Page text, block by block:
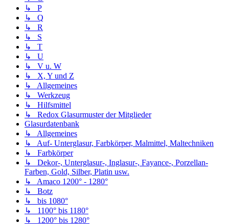
↳ P
↳ Q
↳ R
↳ S
↳ T
↳ U
↳ V u. W
↳ X, Y und Z
↳ Allgemeines
↳ Werkzeug
↳ Hilfsmittel
↳ Redox Glasurmuster der Mitglieder
Glasurdatenbank
↳ Allgemeines
↳ Auf- Unterglasur, Farbkörper, Malmittel, Maltechniken
↳ Farbkörper
↳ Dekor-, Unterglasur-, Inglasur-, Fayance-, Porzellan-
Farben, Gold, Silber, Platin usw.
↳ Amaco 1200° - 1280°
↳ Botz
↳ bis 1080°
↳ 1100° bis 1180°
↳ 1200° bis 1280°